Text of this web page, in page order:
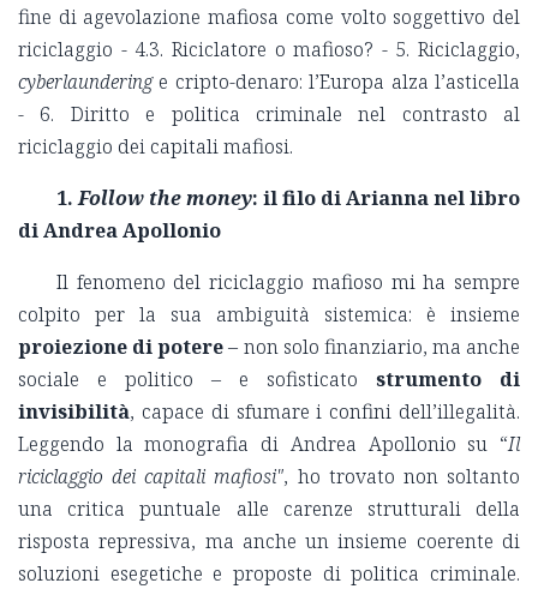
fine di agevolazione mafiosa come volto soggettivo del
riciclaggio - 4.3. Riciclatore o mafioso? - 5. Riciclaggio,
cyberlaundering e cripto-denaro: l’Europa alza l’asticella
- 6. Diritto e politica criminale nel contrasto al
riciclaggio dei capitali mafiosi.
1.Follow the money: il filo di Arianna nel libro
di Andrea Apollonio
Il fenomeno del riciclaggio mafioso mi ha sempre
colpito per la sua ambiguità sistemica: è insieme
proiezione di potere– non solo finanziario, ma anche
sociale e politico – e sofisticato strumento di
invisibilità, capace di sfumare i confini dell’illegalità.
Leggendo la monografia di Andrea Apollonio su “Il
riciclaggio dei capitali mafiosi", ho trovato non soltanto
una critica puntuale alle carenze strutturali della
risposta repressiva, ma anche un insieme coerente di
soluzioni esegetiche e proposte di politica criminale.